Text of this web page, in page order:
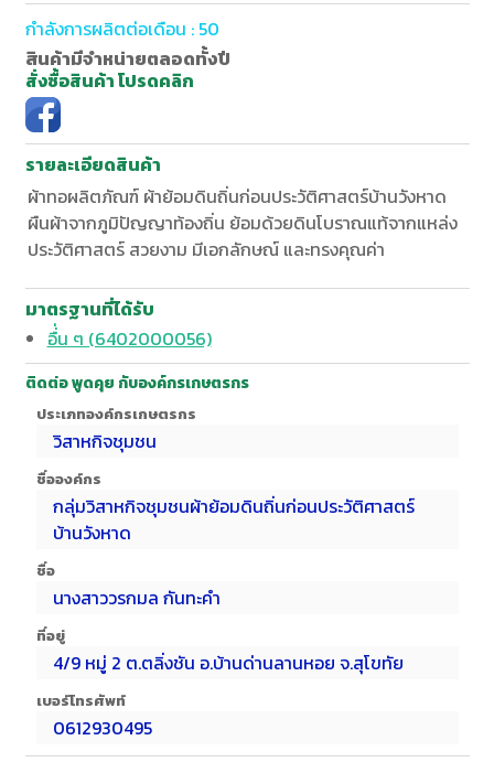
กำลังการผลิตต่อเดือน : 50
สินค้ามีจำหน่ายตลอดทั้งปี
สั่งซื้อสินค้า โปรดคลิก
รายละเอียดสินค้า
ผ้าทอผลิตภัณฑ์ ผ้าย้อมดินถิ่นก่อนประวัติศาสตร์บ้านวังหาด
ผืนผ้าจากภูมิปัญญาท้องถิ่น ย้อมด้วยดินโบราณแท้จากแหล่ง
ประวัติศาสตร์ สวยงาม มีเอกลักษณ์ และทรงคุณค่า
มาตรฐานที่ได้รับ
อื่่น ๆ (6402000056)
ติดต่อ พูดคุย กับองค์กรเกษตรกร
ประเภทองค์กรเกษตรกร
วิสาหกิจชุมชน
ชื่อองค์กร
กลุ่มวิสาหกิจชุมชนผ้าย้อมดินถิ่นก่อนประวัติศาสตร์
บ้านวังหาด
ชื่อ
นางสาววรกมล กันทะคำ
ที่อยู่
4/9 หมู่ 2 ต.ตลิ่งชัน อ.บ้านด่านลานหอย จ.สุโขทัย
เบอร์โทรศัพท์
0612930495